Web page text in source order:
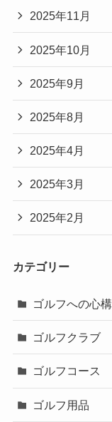
2025年11月
2025年10月
2025年9月
2025年8月
2025年4月
2025年3月
2025年2月
カテゴリー
ゴルフへの心構
ゴルフクラブ
ゴルフコース
ゴルフ用品